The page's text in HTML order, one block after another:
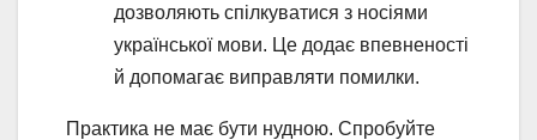
дозволяють спілкуватися з носіями
української мови. Це додає впевненості
й допомагає виправляти помилки.
Практика не має бути нудною. Спробуйте